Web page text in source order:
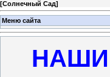
[Солнечный Сад]
Меню сайта
НАШИ